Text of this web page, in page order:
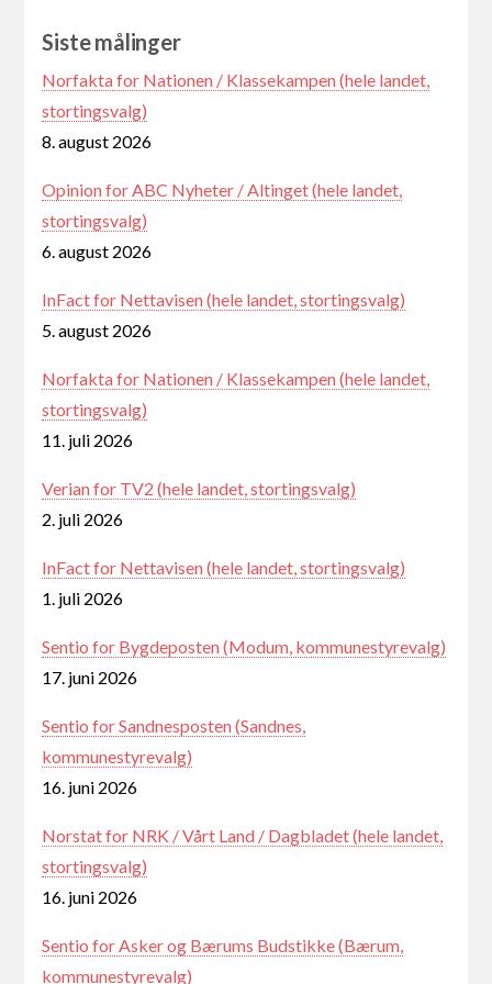
Siste målinger
Norfakta for Nationen / Klassekampen (hele landet,
stortingsvalg)
8. august 2026
Opinion for ABC Nyheter / Altinget (hele landet,
stortingsvalg)
6. august 2026
InFact for Nettavisen (hele landet, stortingsvalg)
5. august 2026
Norfakta for Nationen / Klassekampen (hele landet,
stortingsvalg)
11. juli 2026
Verian for TV2 (hele landet, stortingsvalg)
2. juli 2026
InFact for Nettavisen (hele landet, stortingsvalg)
1. juli 2026
Sentio for Bygdeposten (Modum, kommunestyrevalg)
17. juni 2026
Sentio for Sandnesposten (Sandnes,
kommunestyrevalg)
16. juni 2026
Norstat for NRK / Vårt Land / Dagbladet (hele landet,
stortingsvalg)
16. juni 2026
Sentio for Asker og Bærums Budstikke (Bærum,
kommunestyrevalg)